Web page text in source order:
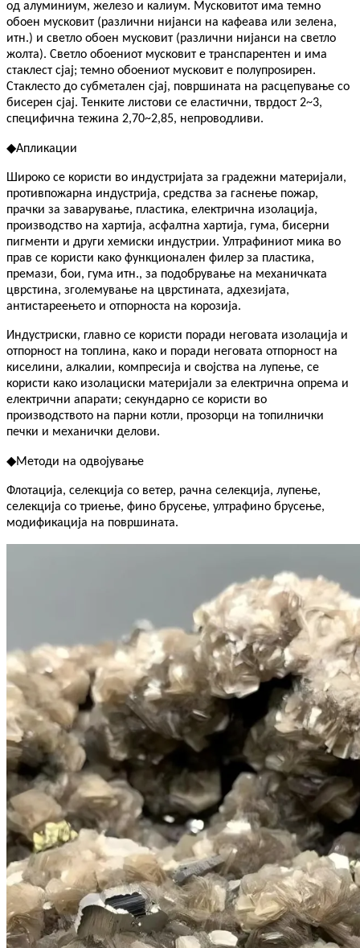
од алуминиум, железо и калиум. Мусковитот има темно
обоен мусковит (различни нијанси на кафеава или зелена,
итн.) и светло обоен мусковит (различни нијанси на светло
жолта). Светло обоениот мусковит е транспарентен и има
стаклест сјај; темно обоениот мусковит е полупроѕирен.
Стаклесто до субметален сјај, површината на расцепување со
бисерен сјај. Тенките листови се еластични, тврдост 2~3,
специфична тежина 2,70~2,85, непроводливи.
◆Апликации
Широко се користи во индустријата за градежни материјали,
противпожарна индустрија, средства за гаснење пожар,
прачки за заварување, пластика, електрична изолација,
производство на хартија, асфалтна хартија, гума, бисерни
пигменти и други хемиски индустрии. Ултрафиниот мика во
прав се користи како функционален филер за пластика,
премази, бои, гума итн., за подобрување на механичката
цврстина, зголемување на цврстината, адхезијата,
антистареењето и отпорноста на корозија.
Индустриски, главно се користи поради неговата изолација и
отпорност на топлина, како и поради неговата отпорност на
киселини, алкалии, компресија и својства на лупење, се
користи како изолациски материјали за електрична опрема и
електрични апарати; секундарно се користи во
производството на парни котли, прозорци на топилнички
печки и механички делови.
◆Методи на одвојување
Флотација, селекција со ветер, рачна селекција, лупење,
селекција со триење, фино брусење, ултрафино брусење,
модификација на површината.